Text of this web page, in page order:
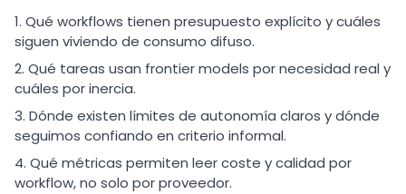
Qué workflows tienen presupuesto explícito y cuáles
siguen viviendo de consumo difuso.
Qué tareas usan frontier models por necesidad real y
cuáles por inercia.
Dónde existen límites de autonomía claros y dónde
seguimos confiando en criterio informal.
Qué métricas permiten leer coste y calidad por
workflow, no solo por proveedor.